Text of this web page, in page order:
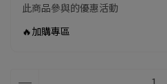
此商品參與的優惠活動
🔥加購專區